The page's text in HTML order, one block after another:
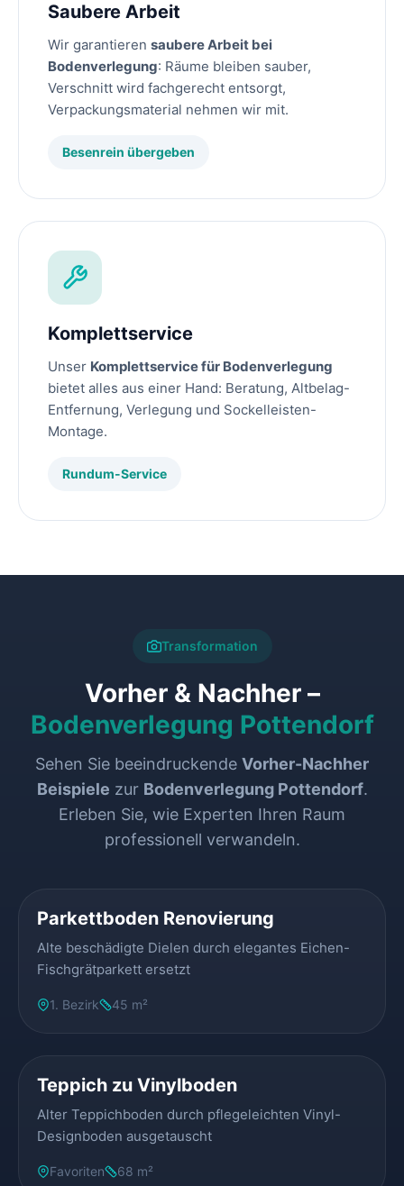
Saubere Arbeit
Wir garantieren saubere Arbeit bei
Bodenverlegung: Räume bleiben sauber,
Verschnitt wird fachgerecht entsorgt,
Verpackungsmaterial nehmen wir mit.
Besenrein übergeben
Komplettservice
Unser Komplettservice für Bodenverlegung
bietet alles aus einer Hand: Beratung, Altbelag-
Entfernung, Verlegung und Sockelleisten-
Montage.
Rundum-Service
Transformation
Vorher & Nachher –
Bodenverlegung Pottendorf
Sehen Sie beeindruckende Vorher-Nachher
Beispiele zur Bodenverlegung Pottendorf.
Erleben Sie, wie Experten Ihren Raum
professionell verwandeln.
Parkettboden Renovierung
Alte beschädigte Dielen durch elegantes Eichen-
Fischgrätparkett ersetzt
1. Bezirk 45 m²
Teppich zu Vinylboden
Alter Teppichboden durch pflegeleichten Vinyl-
Designboden ausgetauscht
Favoriten 68 m²